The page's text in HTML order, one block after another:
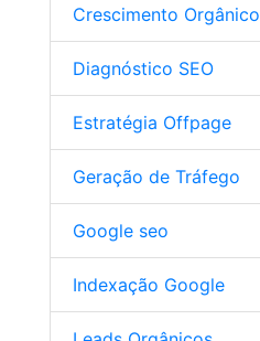
Crescimento Orgânico
Diagnóstico SEO
Estratégia Offpage
Geração de Tráfego
Google seo
Indexação Google